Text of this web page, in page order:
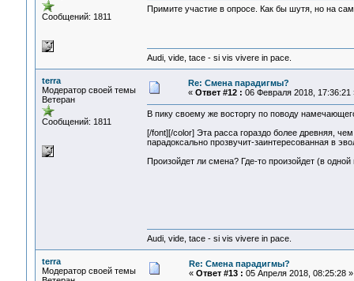
Сообщений: 1811
Примите участие в опросе. Как бы шутя, но на
Audi, vide, tace - si vis vivere in pace.
terra
Модератор своей темы
Ветеран
Сообщений: 1811
Re: Смена парадигмы?
« Ответ #12 : 06 Февраля 2018, 17:36:21
В пику своему же восторгу по поводу
[/font][/color] Эта расса гораздо более древняя,
парадоксально прозвучит-заинтересованная в
Произойдет ли смена? Где-то произойдет (в одной
Audi, vide, tace - si vis vivere in pace.
terra
Модератор своей темы
Re: Смена парадигмы?
« Ответ #13 : 05 Апреля 2018, 08:25:28 »